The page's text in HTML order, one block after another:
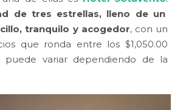
de tres estrellas, lleno de un
tranquilo y acogedor, con un
que ronda entre los $1,050.00
puede variar dependiendo de la